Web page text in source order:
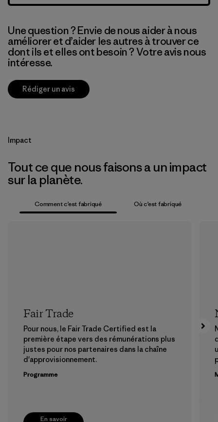
Une question ? Envie de nous aider à nous
améliorer et d’aider les autres à trouver ce
dont ils et elles ont besoin ? Votre avis nous
intéresse.
Rédiger un avis
Impact
Tout ce que nous faisons a un impact
sur la planète.
Comment c’est fabriqué Où c’est fabriqué
En savoir
Fair Trade
Pour nous, le Fair Trade Certified est la
première étape vers des rémunérations plus
justes pour nos partenaires dans la chaîne
d'approvisionnement.
Programme